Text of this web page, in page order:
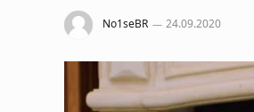
No1seBR 24.09.2020